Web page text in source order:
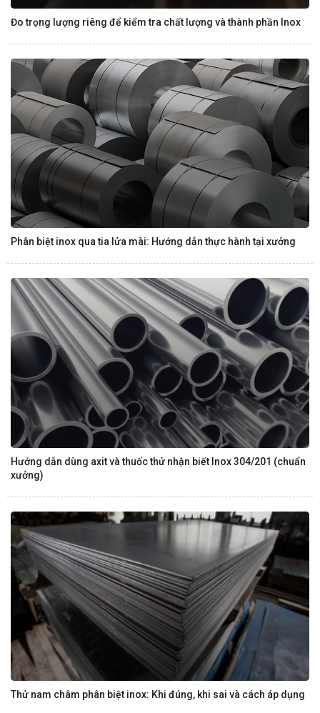
Đo trọng lượng riêng để kiểm tra chất lượng và thành phần Inox
Phân biệt inox qua tia lửa mài: Hướng dẫn thực hành tại xưởng
Hướng dẫn dùng axit và thuốc thử nhận biết Inox 304/201 (chuẩn
xưởng)
Thử nam châm phân biệt inox: Khi đúng, khi sai và cách áp dụng